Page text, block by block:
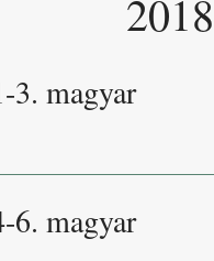
2018
3. magyar
6. magyar